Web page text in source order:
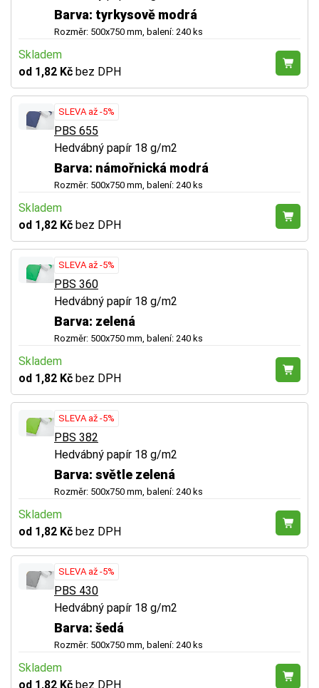
Barva: tyrkysově modrá
Rozměr: 500x750 mm, balení: 240 ks
Skladem
od 1,82 Kč bez DPH
SLEVA až -5%
PBS 655
Hedvábný papír 18 g/m2
Barva: námořnická modrá
Rozměr: 500x750 mm, balení: 240 ks
Skladem
od 1,82 Kč bez DPH
SLEVA až -5%
PBS 360
Hedvábný papír 18 g/m2
Barva: zelená
Rozměr: 500x750 mm, balení: 240 ks
Skladem
od 1,82 Kč bez DPH
SLEVA až -5%
PBS 382
Hedvábný papír 18 g/m2
Barva: světle zelená
Rozměr: 500x750 mm, balení: 240 ks
Skladem
od 1,82 Kč bez DPH
SLEVA až -5%
PBS 430
Hedvábný papír 18 g/m2
Barva: šedá
Rozměr: 500x750 mm, balení: 240 ks
Skladem
od 1,82 Kč bez DPH